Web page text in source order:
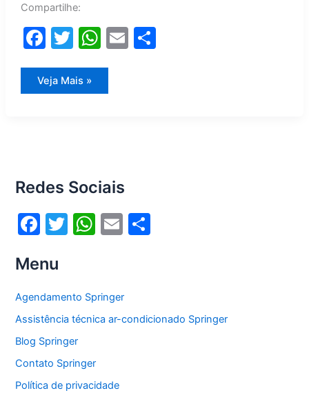
Compartilhe:
F
c
k
T
itt
W E S
Assistência
Técnica
Veja Mais »
Redes Sociais
F
c
e
b
o
o
k
T
er
W
s
A
p
E
l
Menu
Agendamento Springer
Assistência técnica ar-condicionado Springer
Blog Springer
Contato Springer
Política de privacidade